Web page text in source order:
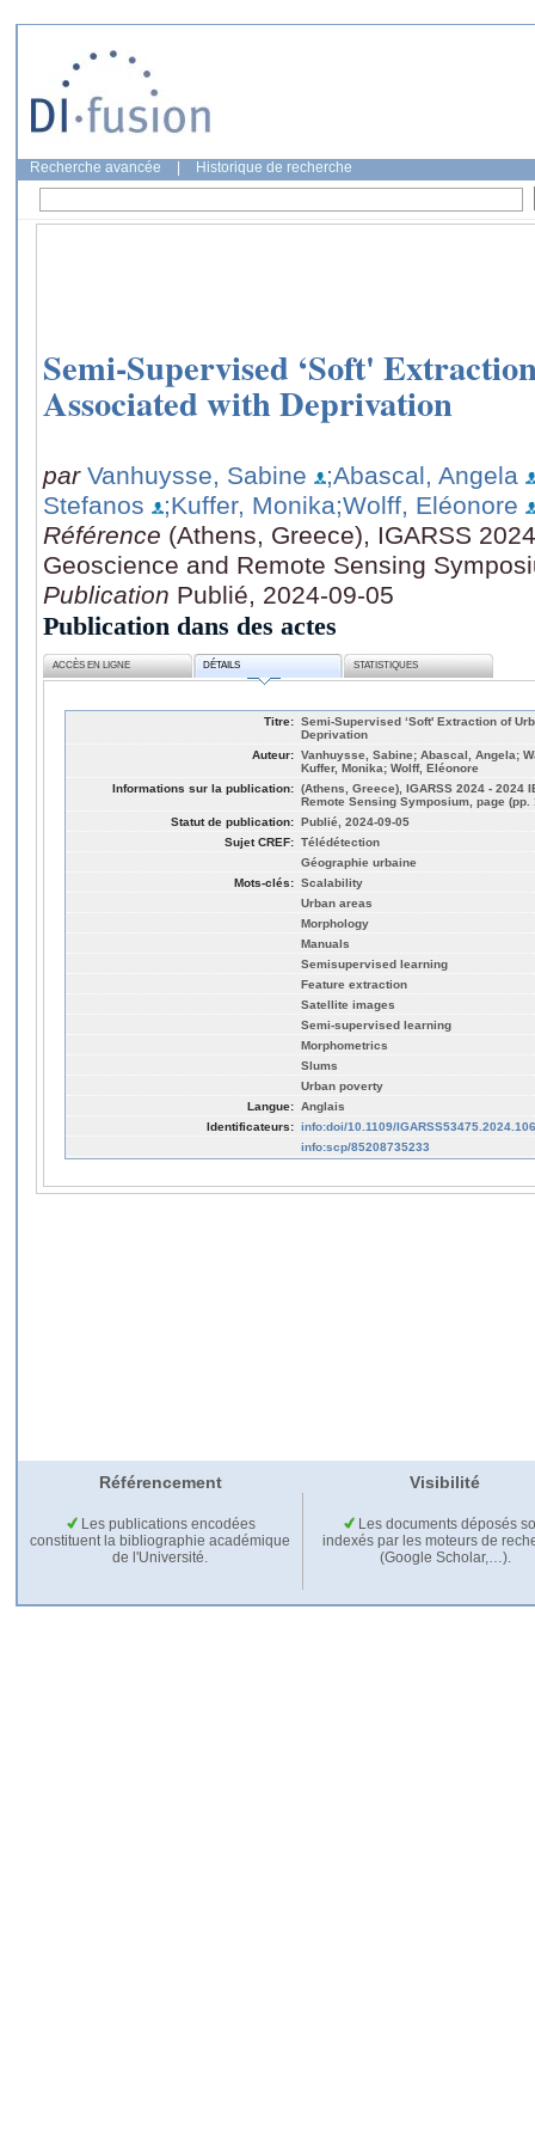
Recherche avancée Historique de recherche
Semi-Supervised ‘Soft'
Associated with Deprivation
par Vanhuysse, Sabine
;Abascal, Angela
Stefanos
;Kuffer, Monika;Wolff, Eléonore
Référence (Athens, Greece), IGARSS
Geoscience and Remote Sensing
Publication Publié, 2024-09-05
Publication dans des actes
ACCÈS EN LIGNE DÉTAILS STATISTIQUES
Titre: Semi-Supervised ‘Soft' Extraction of
Deprivation
Auteur: Vanhuysse, Sabine; Abascal, Angela;
Kuffer, Monika; Wolff, Eléonore
Informations sur la publication: (Athens, Greece), IGARSS 2024 - 2024
Remote Sensing Symposium, page (pp.
Statut de publication: Publié, 2024-09-05
Sujet CREF: Télédétection
Géographie urbaine
Mots-clés: Scalability
Urban areas
Morphology
Manuals
Semisupervised learning
Feature extraction
Satellite images
Semi-supervised learning
Morphometrics
Slums
Urban poverty
Langue: Anglais
Identificateurs: info:doi/10.1109/
info:scp/85208735233
Référencement Visibilité
Les publications encodées
constituent la bibliographie académique
de l'Université.
Les documents déposés
indexés par les moteurs de
(Google Scholar,…).